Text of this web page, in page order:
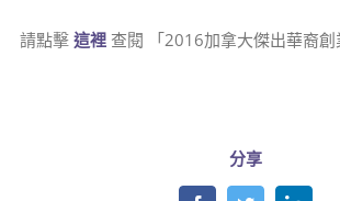
請點擊 這裡查閱 「2016加拿大傑出華裔創
分享